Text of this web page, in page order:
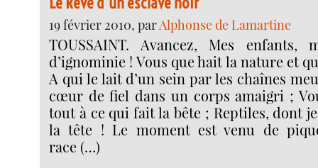
19 février 2010, parAlphonse de Lamartine
TOUSSAINT. Avancez, Mes enfants,
d’ignominie ! Vous que hait la nature et
A qui le lait d’un sein par les chaînes
cœur de fiel dans un corps amaigri ;
tout à ce qui fait la bête ; Reptiles, dont
la tête ! Le moment est venu de
race (…)